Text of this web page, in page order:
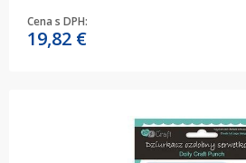
Cena s DPH:
19,82 €